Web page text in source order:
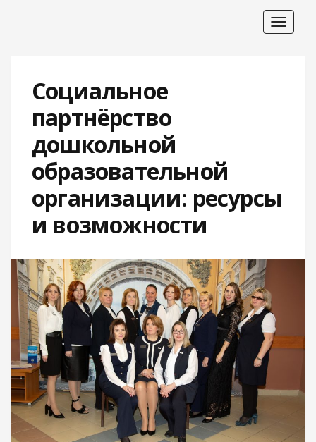
Toggle
Социальное
партнёрство
дошкольной
образовательной
организации: ресурсы
и возможности